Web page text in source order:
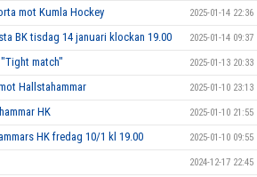
mot Kumla Hockey 2025-01-14 22:36
BK tisdag 14 januari klockan 19.00 2025-01-14 09:37
match" 2025-01-13 20:33
Hallstahammar 2025-01-10 23:13
HK 2025-01-10 21:55
HK fredag 10/1 kl 19.00 2025-01-10 09:55
2024-12-17 22:45